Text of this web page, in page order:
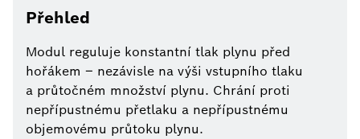
Přehled
Modul reguluje konstantní tlak plynu před
hořákem – nezávisle na výši vstupního tlaku
a průtočném množství plynu. Chrání proti
nepřípustnému přetlaku a nepřípustnému
objemovému průtoku plynu.